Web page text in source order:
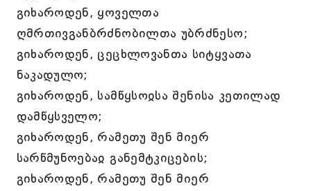
გიხაროდენ, ყოველთა
ღმრთივგანბრძნობილთა უბრძნესო;
გიხაროდენ, ცეცხლოვანთა სიტყვათა
ნაკადულო;
გიხაროდენ, სამწყსოჲსა შენისა კეთილად
დამწყსველო;
გიხაროდენ, რამეთუ შენ მიერ
სარწმუნოებაჲ განემტკიცების;
გიხაროდენ, რამეთუ შენ მიერ